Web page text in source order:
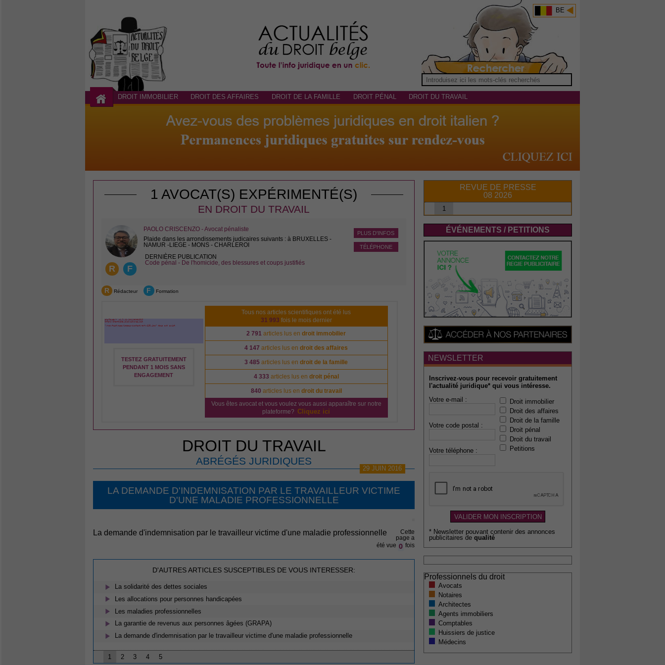
BE
DROIT IMMOBILIER DROIT DES AFFAIRES DROIT DE LA FAMILLE DROIT PÉNAL DROIT DU TRAVAIL
1 AVOCAT(S) EXPÉRIMENTÉ(S)
EN DROIT DU TRAVAIL
R F
PLUS D'INFOS
TÉLÉPHONE
PAOLO CRISCENZO - Avocat pénaliste
Plaide dans les arrondissements judicaires suivants : à BRUXELLES -
NAMUR -LIEGE - MONS - CHARLEROI
DERNIÈRE PUBLICATION
Code pénal - De l'homicide, des blessures et coups justifiés
R Rédacteur F Formation
TESTEZ GRATUITEMENT
PENDANT 1 MOIS SANS
ENGAGEMENT
Tous nos articles scientifiques ont été lus
31 993 fois le mois dernier
2 791 articles lus endroit immobilier
4 147 articles lus endroit des affaires
3 485 articles lus endroit de la famille
4 333 articles lus en droit pénal
840 articles lus en droit du travail
Vous êtes avocat et vous voulez vous aussi apparaître sur notre
plateforme? Cliquez ici
DROIT DU TRAVAIL
ABRÉGÉS JURIDIQUES
29 JUIN 2016
LA DEMANDE D'INDEMNISATION PAR LE TRAVAILLEUR VICTIME
D'UNE MALADIE PROFESSIONNELLE
La demande d'indemnisation par le travailleur victime d'une maladie professionnelle
Cette
page a
été vue 0 fois
D'AUTRES ARTICLES SUSCEPTIBLES DE VOUS INTERESSER:
La solidarité des dettes sociales
Les allocations pour personnes handicapées
Les maladies professionnelles
La garantie de revenus aux personnes âgées (GRAPA)
La demande d'indemnisation par le travailleur victime d'une maladie professionnelle
1 2 3 4 5
REVUE DE PRESSE
08 2026
1
ÉVÉNEMENTS / PETITIONS
NEWSLETTER
Inscrivez-vous pour recevoir gratuitement
l'actualité juridique* qui vous intéresse.
Votre e-mail :
Votre code postal :
Votre téléphone :
Droit immobilier
Droit des affaires
Droit de la famille
Droit pénal
Droit du travail
Petitions
* Newsletter pouvant contenir des annonces
publicitaires de qualité
Professionnels du droit
Avocats
Notaires
Architectes
Agents immobiliers
Comptables
Huissiers de justice
Médecins